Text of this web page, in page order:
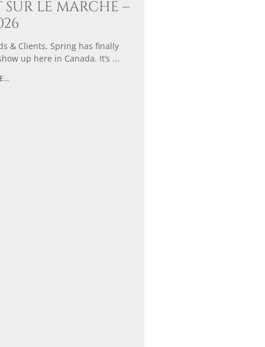
LE MARCHÉ –
& Clients, Spring has finally
up here in Canada. It’s